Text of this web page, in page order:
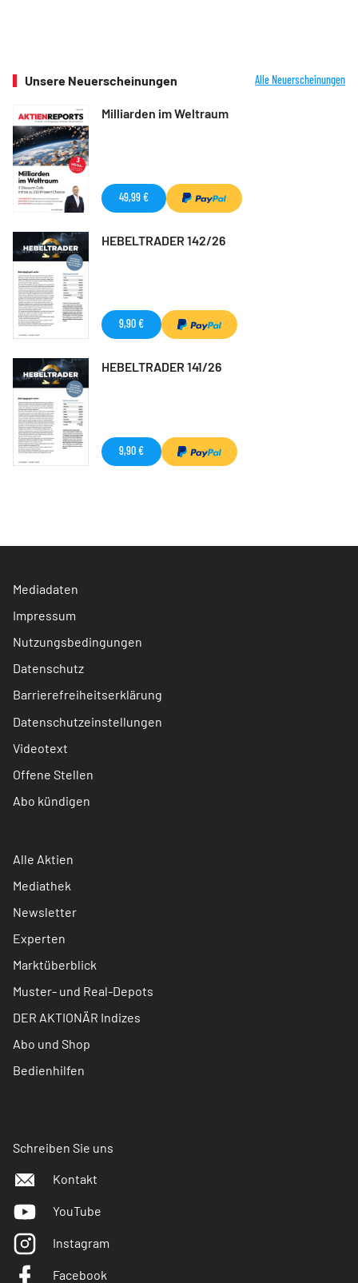
Unsere Neuerscheinungen Alle Neuerscheinungen
Milliarden im Weltraum
49,99 €
HEBELTRADER 142/26
9,90 €
HEBELTRADER 141/26
9,90 €
Mediadaten
Impressum
Nutzungsbedingungen
Datenschutz
Barrierefreiheitserklärung
Datenschutzeinstellungen
Videotext
Offene Stellen
Abo kündigen
Alle Aktien
Mediathek
Newsletter
Experten
Marktüberblick
Muster- und Real-Depots
DER AKTIONÄR Indizes
Abo und Shop
Bedienhilfen
Schreiben Sie uns
Kontakt
YouTube
Instagram
Facebook